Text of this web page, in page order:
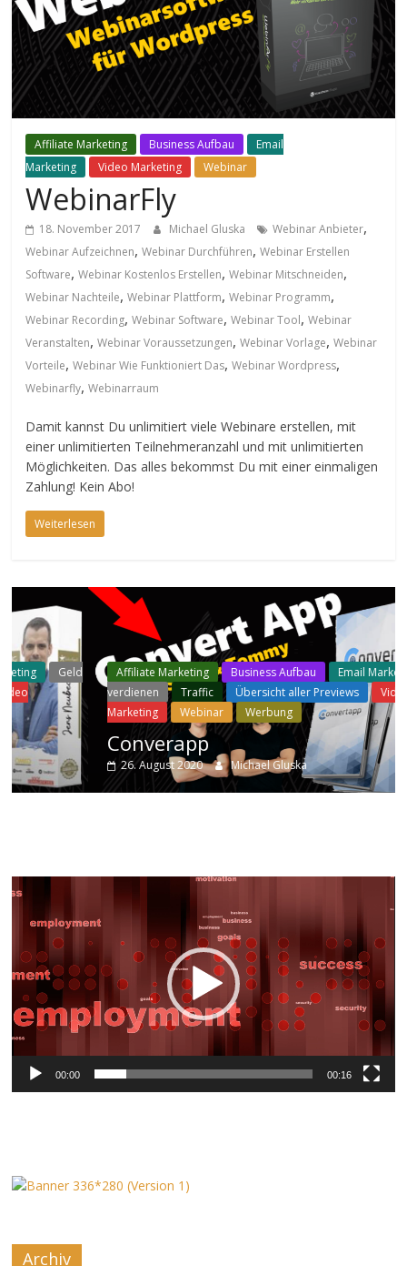
Affiliate Marketing Business Aufbau
Email
Marketing
Video Marketing Webinar
WebinarFly
18. November 2017 Michael Gluska Webinar Anbieter,
Webinar Aufzeichnen,Webinar Durchführen,Webinar Erstellen
Software,Webinar Kostenlos Erstellen,Webinar Mitschneiden,
Webinar Nachteile,Webinar Plattform,Webinar Programm,
Webinar Recording,Webinar Software,Webinar Tool,Webinar
Veranstalten,Webinar Voraussetzungen,Webinar Vorlage,Webinar
Vorteile,Webinar Wie Funktioniert Das,Webinar Wordpress,
Webinarfly,Webinarraum
Damit kannst Du unlimitiert viele Webinare erstellen, mit
einer unlimitierten Teilnehmeranzahl und mit unlimitierten
Möglichkeiten. Das alles bekommst Du mit einer einmaligen
Zahlung! Kein Abo!
Weiterlesen
Geld Affiliate Marketing Business Aufbau Email Marketing
verdienen
Traffic Übersicht aller Previews
Video
Marketing
Webinar Werbung
Converapp
26. August 2020 Michael Gluska
00:00 00:16
Archiv